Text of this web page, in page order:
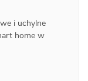
i uchylne
home w